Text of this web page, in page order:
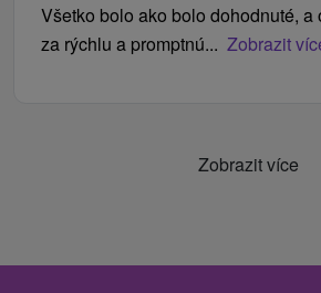
Všetko bolo ako bolo dohodnuté, a
za rýchlu a promptnú... Zobrazit
Zobrazit více